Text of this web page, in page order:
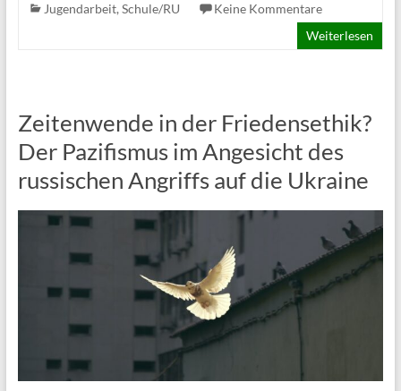
Jugendarbeit, Schule/RU
Keine Kommentare
Weiterlesen
Zeitenwende in der Friedensethik?
Der Pazifismus im Angesicht des
russischen Angriffs auf die Ukraine